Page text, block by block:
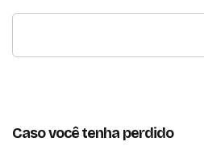
Caso você tenha perdido